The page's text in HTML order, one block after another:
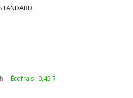
Écofrais : 0,45 $